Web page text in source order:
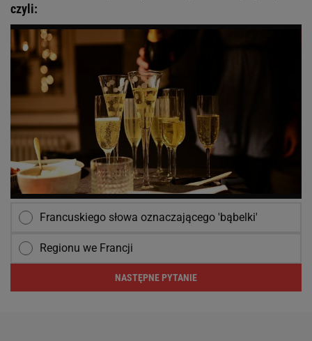
czyli:
Francuskiego słowa oznaczającego 'bąbelki'
Regionu we Francji
NASTĘPNE PYTANIE